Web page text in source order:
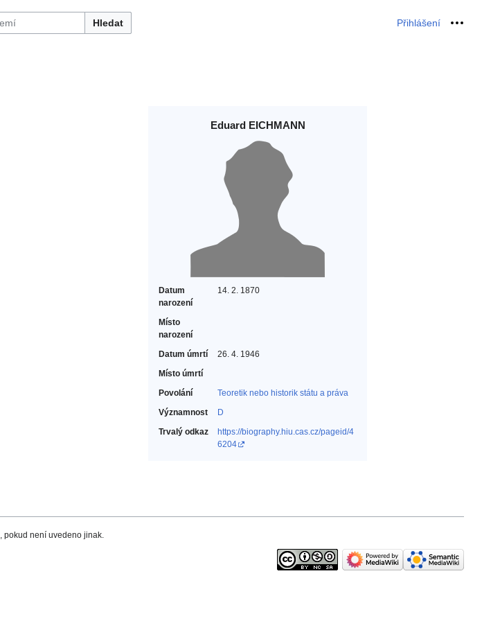
Hledat Přihlášení Osobní
Eduard EICHMANN
Datum
narození
14. 2. 1870
Místo
narození
Datum úmrtí
26. 4. 1946
Místo úmrtí
Povolání
Teoretik nebo historik státu a práva‎
Významnost
D
Trvalý odkaz
https://biography.hiu.cas.cz/pageid/4
6204
, pokud není uvedeno jinak.